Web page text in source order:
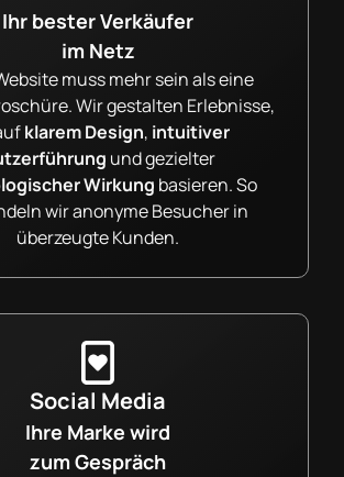
Ihr bester Verkäufer
im Netz
muss mehr sein als eine
Wir gestalten Erlebnisse,
klarem Design, intuitiver
und gezielter
Wirkung basieren. So
wir anonyme Besucher in
überzeugte Kunden.
Social Media
Ihre Marke wird
zum Gespräch